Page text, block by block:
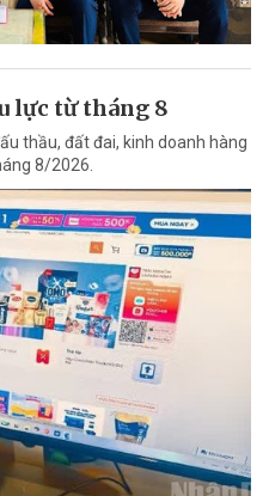
lực từ tháng 8
thầu, đất đai, kinh doanh hàng
8/2026.